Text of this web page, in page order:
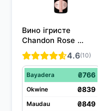
Вино ігристе
Chandon Rose
рожеве сухе 0.75 л
12%
4.6(10)
Bayadera ₴766
Okwine ₴839
Maudau ₴849